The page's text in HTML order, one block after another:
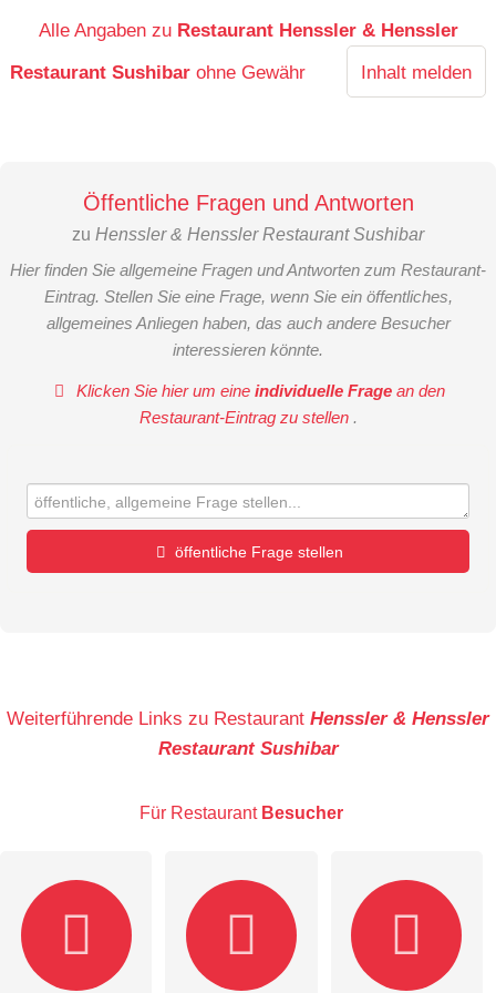
Alle Angaben zu Restaurant Henssler & Henssler
Restaurant Sushibar ohne Gewähr Inhalt melden
Öffentliche Fragen und Antworten
zu Henssler & Henssler Restaurant Sushibar
Hier finden Sie allgemeine Fragen und Antworten zum Restaurant-
Eintrag. Stellen Sie eine Frage, wenn Sie ein öffentliches,
allgemeines Anliegen haben, das auch andere Besucher
interessieren könnte.
Klicken Sie hier um eineindividuelle Frage an den
Restaurant-Eintrag zu stellen .
öffentliche Frage stellen
Weiterführende Links zu Restaurant Henssler & Henssler
Restaurant Sushibar
Für Restaurant Besucher